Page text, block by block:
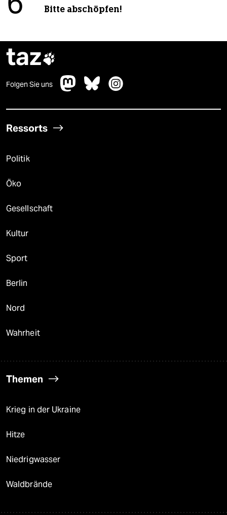
Bitte abschöpfen!
taz
Folgen Sie uns
Ressorts
Politik
Öko
Gesellschaft
Kultur
Sport
Berlin
Nord
Wahrheit
Themen
Krieg in der Ukraine
Hitze
Niedrigwasser
Waldbrände